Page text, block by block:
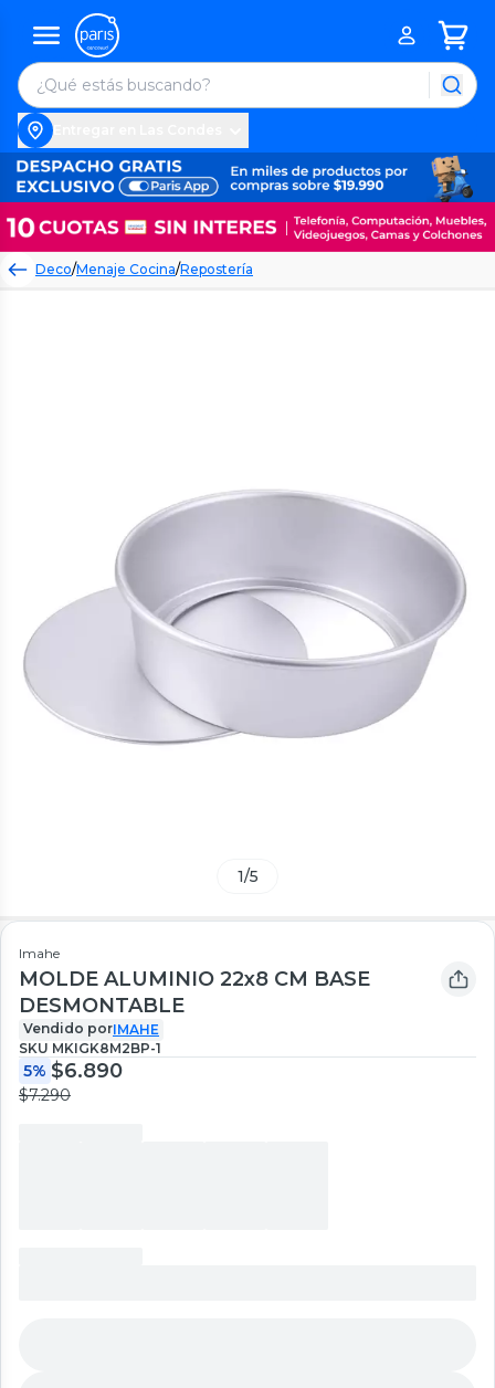
Deco/Menaje Cocina/Repostería
1/5
Imahe
MOLDE ALUMINIO 22x8 CM BASE
DESMONTABLE
Vendido porIMAHE
SKU MKIGK8M2BP-1
5% $6.890
$7.290